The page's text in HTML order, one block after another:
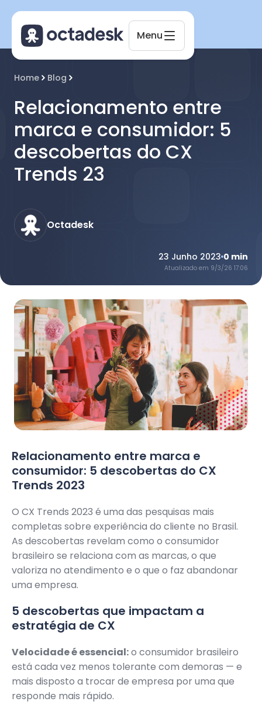
Menu
Home Blog
Relacionamento entre
marca e consumidor: 5
descobertas do CX
Trends 23
Octadesk
23 Junho 2023 0 min
Atualizado em 9/3/26 17:06
Relacionamento entre marca e
consumidor: 5 descobertas do CX
Trends 2023
O CX Trends 2023 é uma das pesquisas mais
completas sobre experiência do cliente no Brasil.
As descobertas revelam como o consumidor
brasileiro se relaciona com as marcas, o que
valoriza no atendimento e o que o faz abandonar
uma empresa.
5 descobertas que impactam a
estratégia de CX
Velocidade é essencial:o consumidor brasileiro
está cada vez menos tolerante com demoras — e
mais disposto a trocar de empresa por uma que
responde mais rápido.
Octadesk
Online agora